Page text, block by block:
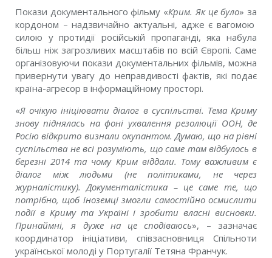
Покази документального фільму «Крим. Як це було» за
кордоном – надзвичайно актуальні, адже є вагомою
силою у протидії російській пропаганді, яка набула
більш ніж загрозливих масштабів по всій Європі. Саме
організовуючи покази документальних фільмів, можна
привернути увагу до неправдивості фактів, які подає
країна-агресор в інформаційному просторі.
«Я очікую ініціювати діалог в суспільстві. Тема Криму
знову піднялась на фоні ухвалення резолюції ООН, де
Росію відкрито визнали окупантом. Думаю, що на рівні
суспільства не всі розуміють, що саме там відбулось в
березні 2014 та чому Крим віддали. Тому важливим є
діалог між людьми (не політиками, не через
журналістику). Документалістика – це саме те, що
потрібно, щоб іноземці змогли самостійно осмислити
події в Криму та Україні і зробити власні висновки.
Принаймні, я дуже на це сподіваюсь», – зазначає
координатор ініціативи, співзасновниця
Спільноти
української молоді у Португалії Тетяна Франчук.